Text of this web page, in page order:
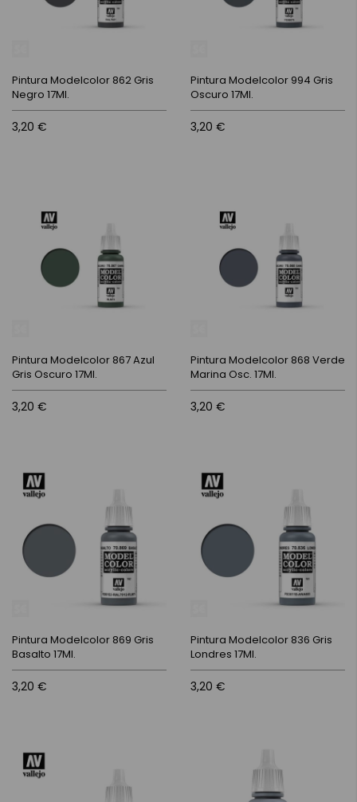
Pintura Modelcolor 862 Gris
Negro 17Ml.
3,20 €
Pintura Modelcolor 994 Gris
Oscuro 17Ml.
3,20 €
Pintura Modelcolor 867 Azul
Gris Oscuro 17Ml.
3,20 €
Pintura Modelcolor 868 Verde
Marina Osc. 17Ml.
3,20 €
Pintura Modelcolor 869 Gris
Basalto 17Ml.
3,20 €
Pintura Modelcolor 836 Gris
Londres 17Ml.
3,20 €